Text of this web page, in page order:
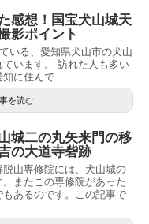
感想！国宝犬山城天
影ポイント
いる、愛知県犬山市の犬山
います。 訪れた人も多い
に住んで...
を読む
城二の丸矢来門の移
の大道寺砦跡
山専修院には、犬山城の
またこの専修院があった
あるのです。この記事で